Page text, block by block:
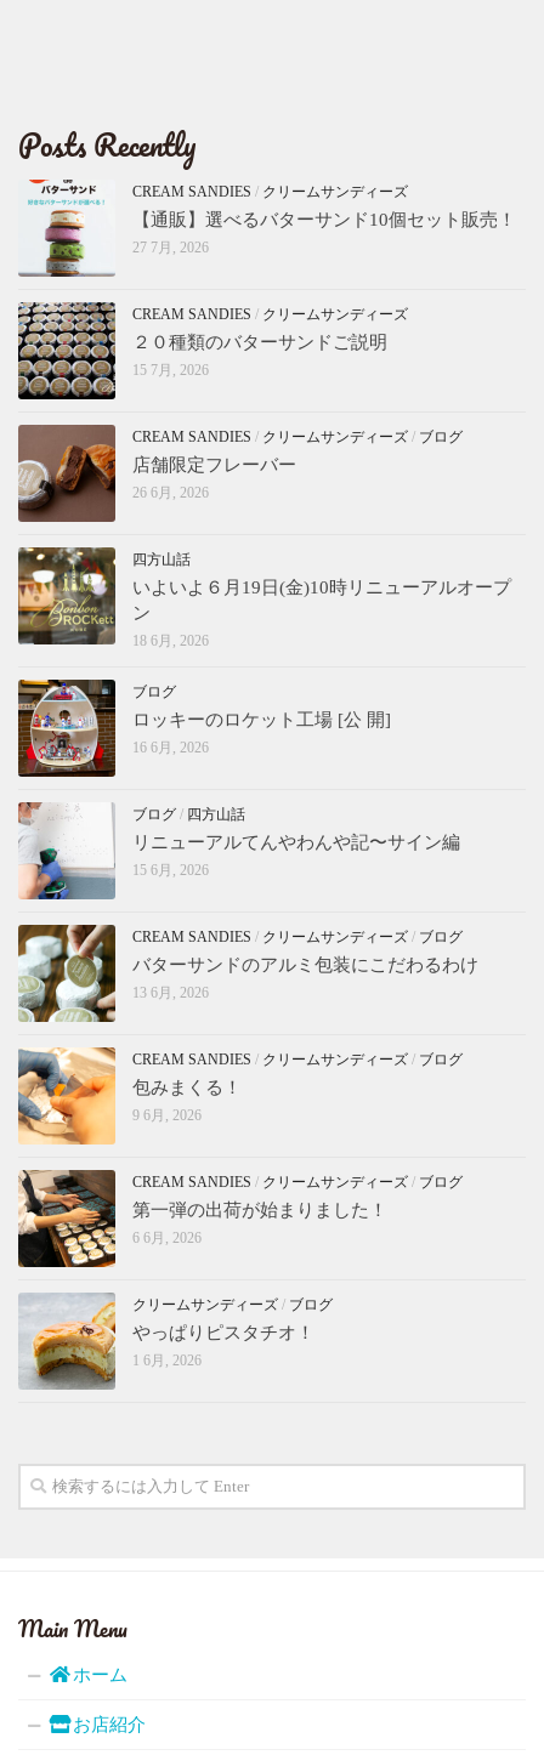
Posts Recently
CREAM SANDIES / クリームサンディーズ
【通販】選べるバターサンド10個セット販売！
27 7月, 2026
CREAM SANDIES / クリームサンディーズ
２０種類のバターサンドご説明
15 7月, 2026
CREAM SANDIES / クリームサンディーズ / ブログ
店舗限定フレーバー
26 6月, 2026
四方山話
いよいよ６月19日(金)10時リニューアルオープ
ン
18 6月, 2026
ブログ
ロッキーのロケット工場 [公 開]
16 6月, 2026
ブログ / 四方山話
リニューアルてんやわんや記〜サイン編
15 6月, 2026
CREAM SANDIES / クリームサンディーズ / ブログ
バターサンドのアルミ包装にこだわるわけ
13 6月, 2026
CREAM SANDIES / クリームサンディーズ / ブログ
包みまくる！
9 6月, 2026
CREAM SANDIES / クリームサンディーズ / ブログ
第一弾の出荷が始まりました！
6 6月, 2026
クリームサンディーズ / ブログ
やっぱりピスタチオ！
1 6月, 2026
Main Menu
ホーム
お店紹介